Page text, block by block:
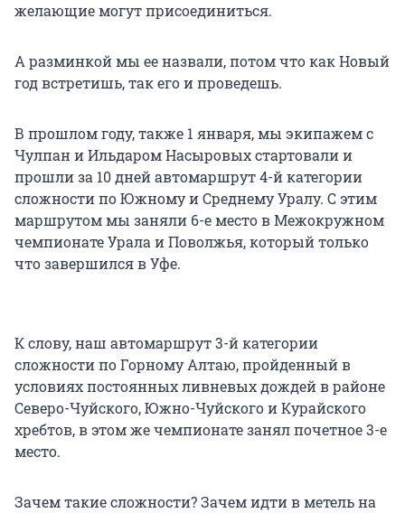
желающие могут присоединиться.
А разминкой мы ее назвали, потом что как Новый
год встретишь, так его и проведешь.
В прошлом году, также 1 января, мы экипажем с
Чулпан и Ильдаром Насыровых стартовали и
прошли за 10 дней автомаршрут 4-й категории
сложности по Южному и Среднему Уралу. С этим
маршрутом мы заняли 6-е место в Межокружном
чемпионате Урала и Поволжья, который только
что завершился в Уфе.
К слову, наш автомаршрут 3-й категории
сложности по Горному Алтаю, пройденный в
условиях постоянных ливневых дождей в районе
Северо-Чуйского, Южно-Чуйского и Курайского
хребтов, в этом же чемпионате занял почетное 3-е
место.
Зачем такие сложности? Зачем идти в метель на